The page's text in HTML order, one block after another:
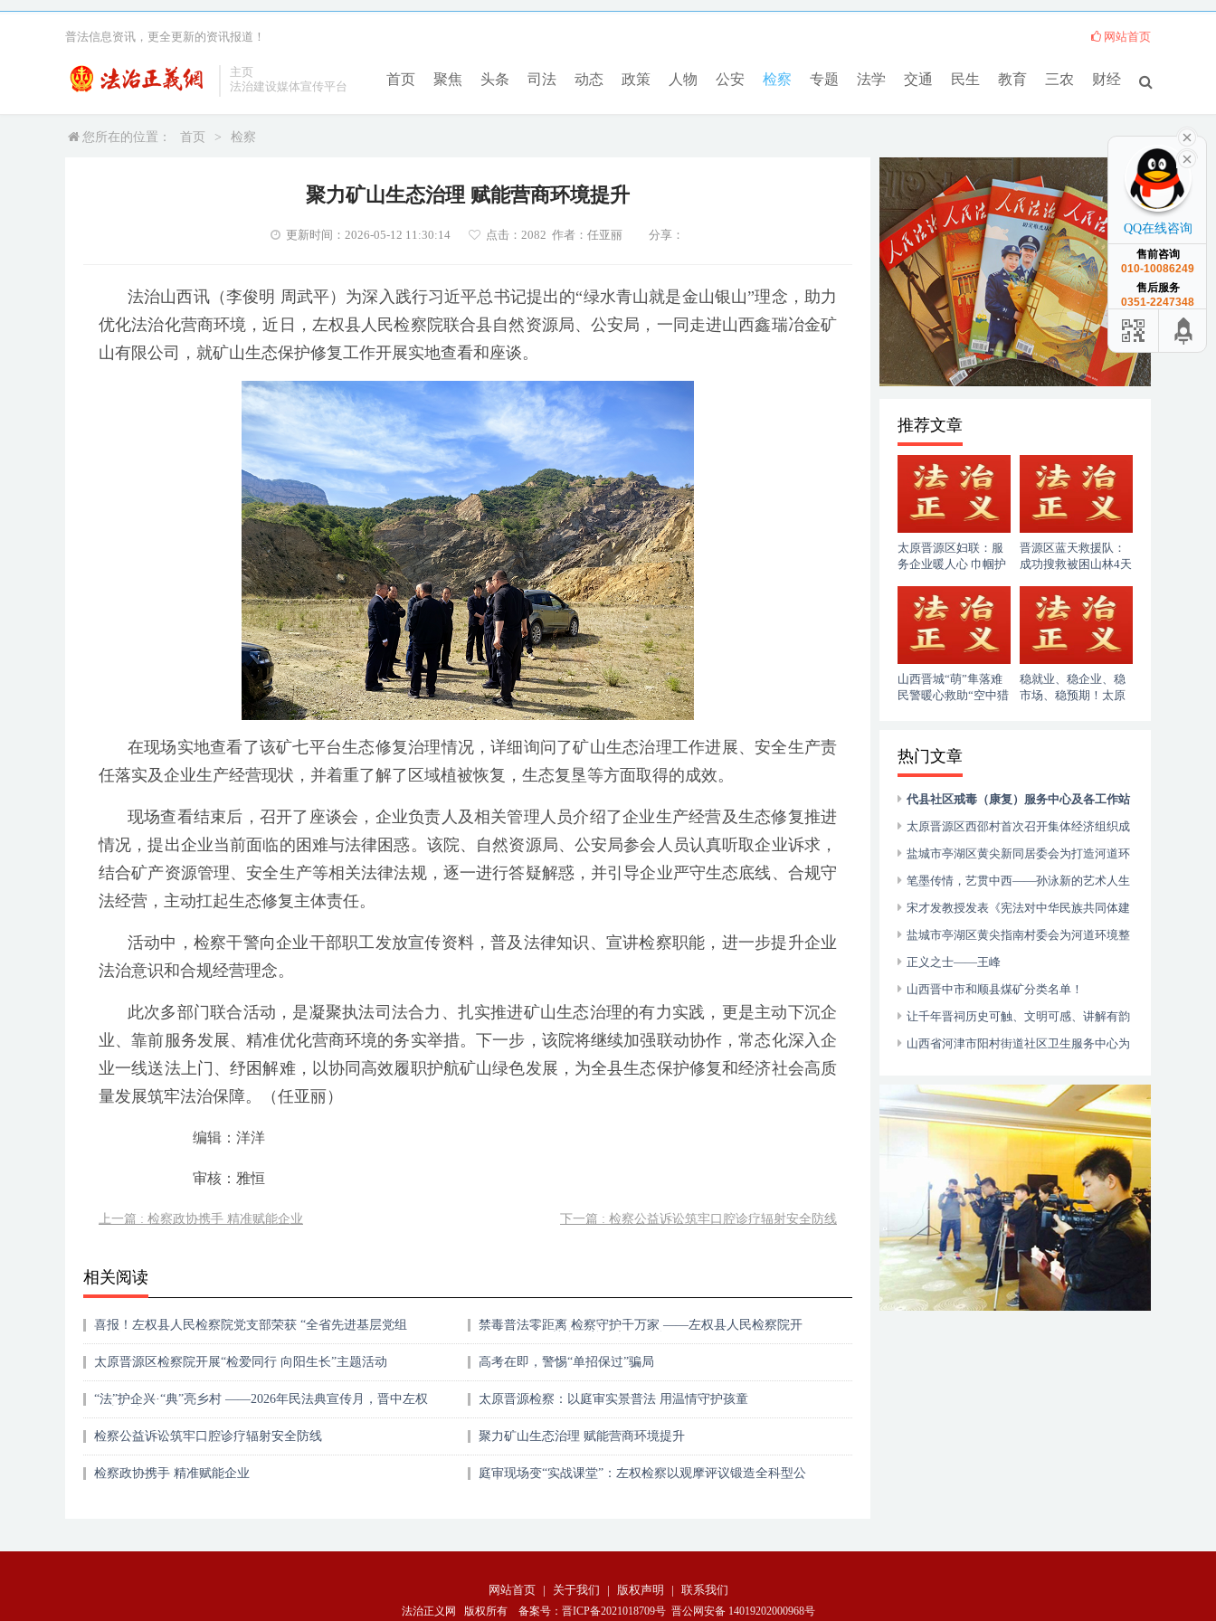
主页
法治建设媒体宣传平台
首页 聚焦 头条 司法 动态 政策 人物 公安 检察 专题 法学 交通 民生 教育 三农 财经
网站首页
普法信息资讯，更全更新的资讯报道！
您所在的位置： 首页 > 检察
聚力矿山生态治理 赋能营商环境提升
更新时间：2026-05-12 11:30:14 点击： 2082 作者：任亚丽 分享：
法治山西讯（李俊明 周武平）为深入践行习近平总书记提出的“绿水青山就是金山银山”理念，助力
优化法治化营商环境，近日，左权县人民检察院联合县自然资源局、公安局，一同走进山西鑫瑞冶金矿
山有限公司，就矿山生态保护修复工作开展实地查看和座谈。
在现场实地查看了该矿七平台生态修复治理情况，详细询问了矿山生态治理工作进展、安全生产责
任落实及企业生产经营现状，并着重了解了区域植被恢复，生态复垦等方面取得的成效。
现场查看结束后，召开了座谈会，企业负责人及相关管理人员介绍了企业生产经营及生态修复推进
情况，提出企业当前面临的困难与法律困惑。该院、自然资源局、公安局参会人员认真听取企业诉求，
结合矿产资源管理、安全生产等相关法律法规，逐一进行答疑解惑，并引导企业严守生态底线、合规守
法经营，主动扛起生态修复主体责任。
活动中，检察干警向企业干部职工发放宣传资料，普及法律知识、宣讲检察职能，进一步提升企业
法治意识和合规经营理念。
此次多部门联合活动，是凝聚执法司法合力、扎实推进矿山生态治理的有力实践，更是主动下沉企
业、靠前服务发展、精准优化营商环境的务实举措。下一步，该院将继续加强联动协作，常态化深入企
业一线送法上门、纾困解难，以协同高效履职护航矿山绿色发展，为全县生态保护修复和经济社会高质
量发展筑牢法治保障。（任亚丽）
编辑：洋洋
审核：雅恒
上一篇 : 检察政协携手 精准赋能企业 下一篇 : 检察公益诉讼筑牢口腔诊疗辐射安全防线
相关阅读
喜报！左权县人民检察院党支部荣获 “全省先进基层党组
禁毒普法零距离 检察守护千万家 ——左权县人民检察院开
太原晋源区检察院开展“检爱同行 向阳生长”主题活动
高考在即，警惕“单招保过”骗局
“法”护企兴·“典”亮乡村 ——2026年民法典宣传月，晋中左权
太原晋源检察：以庭审实景普法 用温情守护孩童
检察公益诉讼筑牢口腔诊疗辐射安全防线 聚力矿山生态治理 赋能营商环境提升
检察政协携手 精准赋能企业
庭审现场变“实战课堂”：左权检察以观摩评议锻造全科型公
推荐文章
太原晋源区妇联：服
务企业暖人心 巾帼护
晋源区蓝天救援队：
成功搜救被困山林4天
山西晋城“萌”隼落难
民警暖心救助“空中猎
稳就业、稳企业、稳
市场、稳预期！太原
热门文章
代县社区戒毒（康复）服务中心及各工作站
多元帮扶显成效
太原晋源区西邵村首次召开集体经济组织成
员大会
盐城市亭湖区黄尖新同居委会为打造河道环
境整治和乡村治理起到了一定的引领作用
笔墨传情，艺贯中西——孙泳新的艺术人生
与卓越成就
宋才发教授发表《宪法对中华民族共同体建
设的价值论析》论文
盐城市亭湖区黄尖指南村委会为河道环境整
治营造了良好的氛围和乡村治理起到了一定的
引领作用
正义之士——王峰
山西晋中市和顺县煤矿分类名单！
让千年晋祠历史可触、文明可感、讲解有韵
山西省河津市阳村街道社区卫生服务中心为
网站首页 | 关于我们 | 版权声明 | 联系我们
法治正义网 版权所有 备案号： 晋ICP备2021018709号 晋公网安备 14019202000968号
QQ在线咨询
售前咨询
010-10086249
售后服务
0351-2247348